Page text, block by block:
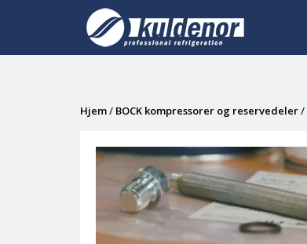
Hjem/ BOCK kompressorer og reservedeler/